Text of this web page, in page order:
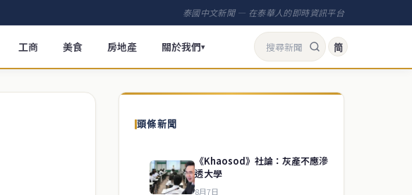
泰國中文新聞 — 在泰華人的即時資訊平台
工商 美食 房地產 關於我們▾ 简
頭條新聞
《Khaosod》社論：灰產不應滲
透大學
8月7日